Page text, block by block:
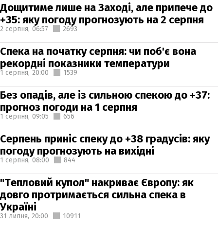
Дощитиме лише на Заході, але припече до
+35: яку погоду прогнозують на 2 серпня
2 серпня, 06:57 2693
Спека на початку серпня: чи поб'є вона
рекордні показники температури
1 серпня, 20:00 1539
Без опадів, але із сильною спекою до +37:
прогноз погоди на 1 серпня
1 серпня, 09:05 656
Серпень приніс спеку до +38 градусів: яку
погоду прогнозують на вихідні
1 серпня, 08:00 844
"Тепловий купол" накриває Європу: як
довго протримається сильна спека в
Україні
31 липня, 20:00 10911